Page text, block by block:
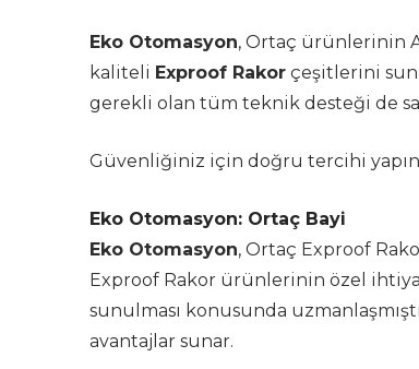
Eko Otomasyon, Ortaç ürünlerinin
kaliteli Exproof Rakor çeşitlerini
gerekli olan tüm teknik desteği de
Güvenliğiniz için doğru tercihi
Eko Otomasyon: Ortaç Bayi
Eko Otomasyon, Ortaç Exproof
Exproof Rakor ürünlerinin özel
sunulması konusunda
avantajlar sunar.